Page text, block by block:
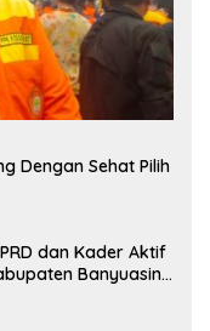
Dengan Sehat Pilih
dan Kader Aktif
Banyuasin